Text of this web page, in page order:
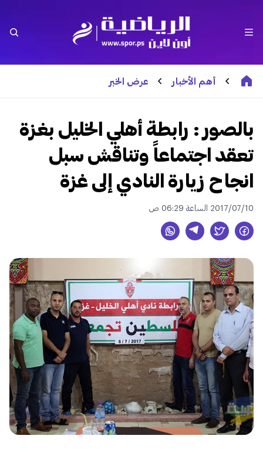
أهم الأخبار عرض الخبر
بالصور : رابطة أهلي الخليل بغزة
تعقد اجتماعاً وتناقش سبل
انجاح زيارة النادي إلى غزة
2017/07/10 الساعة 06:29 ص